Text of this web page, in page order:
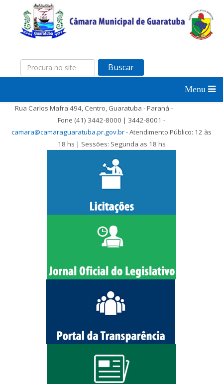
Buscar
Rua Carlos Mafra 494, Centro, Guaratuba - Paraná -
Fone (41) 3442-8000 | 3442-8001 -
camara@camaraguaratuba.pr.gov.br- Atendimento Público: 12 às
18 hs | Sessões: Segunda as 18 hs